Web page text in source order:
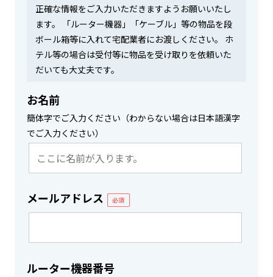
WiFiレンタルプランお申し込み
正確な情報をご入力いただきますようお願いいたし
ます。 「ルーター機器」「ケーブル」等の物品を段
ボール箱等に入れて宅配業者にお渡しください。 ホ
テル等の場合は受付等に物品を受け取りを依頼いた
だいても大丈夫です。
お名前
簡体字でご入力ください（わからない場合は日本語漢字
でご入力ください）
メールアドレス 必須
ルーター機器番号